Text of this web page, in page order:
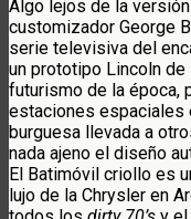
Algo lejos de la
customizador George
serie televisiva del
un prototipo Lincoln
futurismo de la época,
estaciones espaciales
burguesa llevada a
nada ajeno el diseño
El Batimóvil criollo es
lujo de la Chrysler en